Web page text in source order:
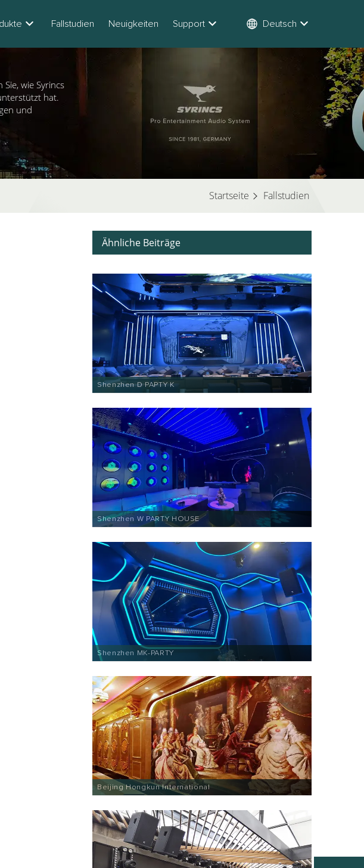
Fallstudien Neuigkeiten Support Deutsch
wie Syrincs
hat.
und
Startseite Fallstudien
Ähnliche Beiträge
Shenzhen D PAPTY K
Shenzhen W PARTY HOUSE
Shenzhen MK-PARTY
Beijing Hongkun International